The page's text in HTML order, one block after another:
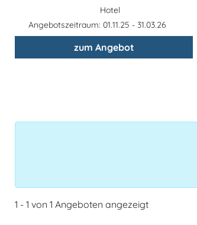
Hotel
Angebotszeitraum: 01.11.25 - 31.03.26
zum Angebot
1 - 1 von 1 Angeboten angezeigt